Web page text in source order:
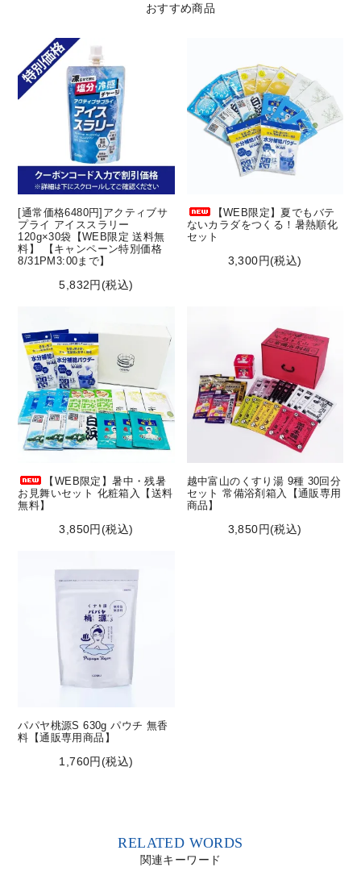
おすすめ商品
[通常価格6480円]アクティブサ
プライ アイススラリー
120g×30袋【WEB限定 送料無
料】 【キャンペーン特別価格
8/31PM3:00まで】
5,832円(税込)
【WEB限定】夏でもバテ
ないカラダをつくる！暑熱順化
セット
3,300円(税込)
【WEB限定】暑中・残暑
お見舞いセット 化粧箱入【送料
無料】
3,850円(税込)
越中富山のくすり湯 9種 30回分
セット 常備浴剤箱入【通販専用
商品】
3,850円(税込)
パパヤ桃源S 630g パウチ 無香
料【通販専用商品】
1,760円(税込)
RELATED WORDS
関連キーワード